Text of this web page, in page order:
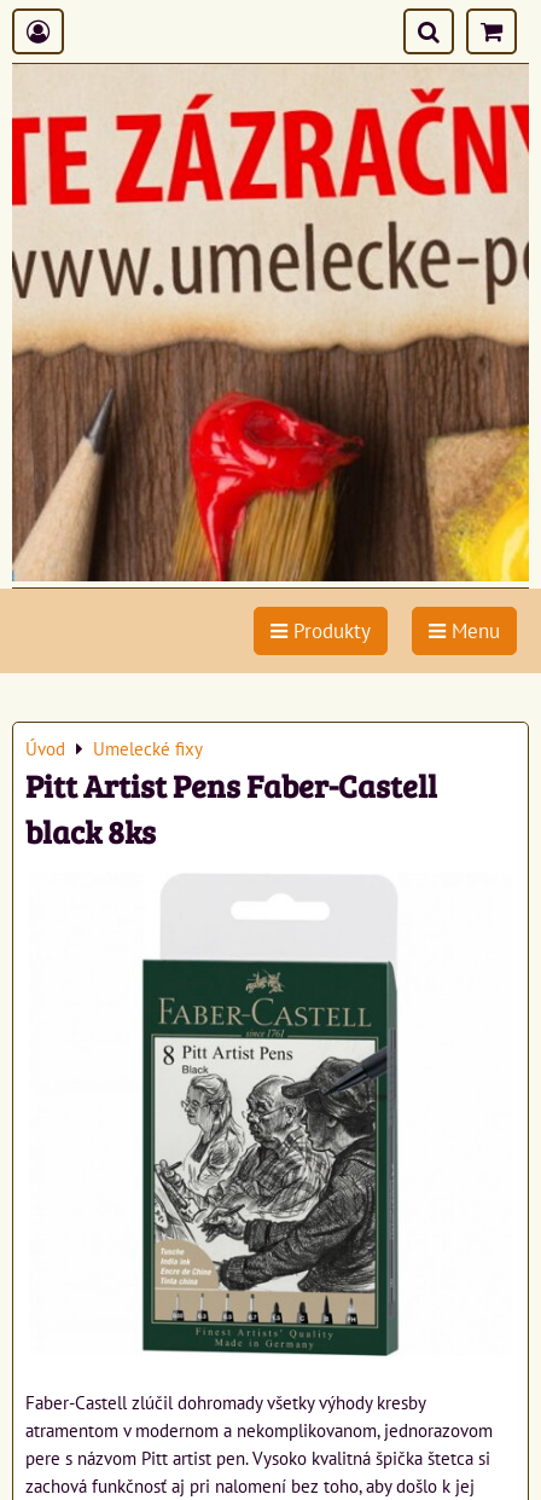
Produkty Menu
Úvod Umelecké fixy
Pitt Artist Pens Faber-Castell
black 8ks
Faber-Castell zlúčil dohromady všetky výhody kresby
atramentom v modernom a nekomplikovanom, jednorazovom
pere s názvom Pitt artist pen. Vysoko kvalitná špička štetca si
zachová funkčnosť aj pri nalomení bez toho, aby došlo k jej